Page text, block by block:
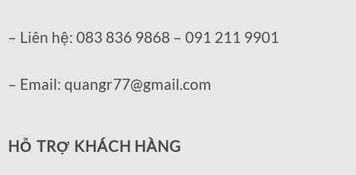
– Liên hệ: 083 836 9868 – 091 211 9901
– Email: quangr77@gmail.com
HỖ TRỢ KHÁCH HÀNG